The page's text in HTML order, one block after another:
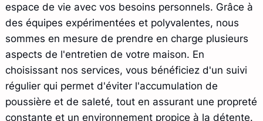
espace de vie avec vos besoins personnels. Grâce à
des équipes expérimentées et polyvalentes, nous
sommes en mesure de prendre en charge plusieurs
aspects de l'entretien de votre maison. En
choisissant nos services, vous bénéficiez d'un suivi
régulier qui permet d'éviter l'accumulation de
poussière et de saleté, tout en assurant une propreté
constante et un environnement propice à la détente.